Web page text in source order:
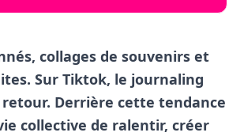
collages de souvenirs et
Sur Tiktok, le journaling
Derrière cette tendance
collective de ralentir, créer